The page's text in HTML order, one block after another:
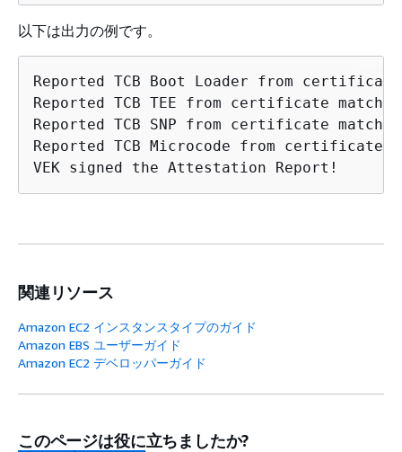
以下は出力の例です。
Reported TCB Boot Loader from
Reported TCB TEE from certificate
Reported TCB SNP from certificate
Reported TCB Microcode from
VEK signed the Attestation Report!
関連リソース
Amazon EC2 インスタンスタイプのガイド
Amazon EBS ユーザーガイド
Amazon EC2 デベロッパーガイド
このページは役に立ちましたか?